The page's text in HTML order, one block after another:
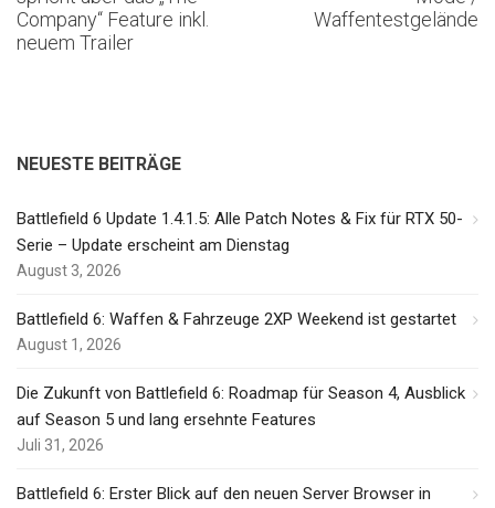
Company“ Feature inkl.
neuem Trailer
Waffentestgelände
NEUESTE BEITRÄGE
Battlefield 6 Update 1.4.1.5: Alle Patch Notes & Fix für RTX 50-
Serie – Update erscheint am Dienstag
August 3, 2026
Battlefield 6: Waffen & Fahrzeuge 2XP Weekend ist gestartet
August 1, 2026
Die Zukunft von Battlefield 6: Roadmap für Season 4, Ausblick
auf Season 5 und lang ersehnte Features
Juli 31, 2026
Battlefield 6: Erster Blick auf den neuen Server Browser in